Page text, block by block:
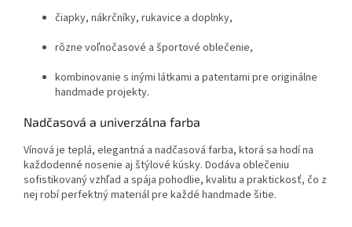
čiapky, nákrčníky, rukavice a doplnky,
rôzne voľnočasové a športové oblečenie,
kombinovanie s inými látkami a patentami pre originálne
handmade projekty.
Nadčasová a univerzálna farba
Vínová je teplá, elegantná a nadčasová farba, ktorá sa hodí na
každodenné nosenie aj štýlové kúsky. Dodáva oblečeniu
sofistikovaný vzhľad a spája pohodlie, kvalitu a praktickosť, čo z
nej robí perfektný materiál pre každé handmade šitie.